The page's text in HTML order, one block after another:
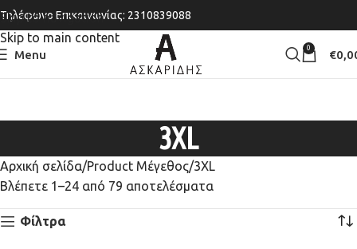
Skip to navigation
Skip to main content
Τηλέφωνο Επικοινωνίας: 2310839088
Menu 0 €
3XL
Αρχική σελίδα Product Μέγεθος 3XL
Βλέπετε 1–24 από 79 αποτελέσματα
Φίλτρα